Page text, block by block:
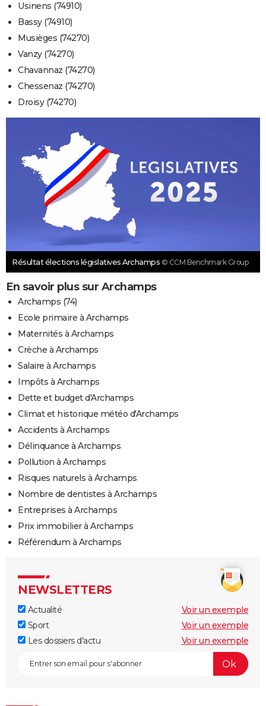
Usinens (74910)
Bassy (74910)
Musièges (74270)
Vanzy (74270)
Chavannaz (74270)
Chessenaz (74270)
Droisy (74270)
Résultat élections législatives Archamps © CCM Benchmark Group
En savoir plus sur Archamps
Archamps (74)
Ecole primaire à Archamps
Maternités à Archamps
Crèche à Archamps
Salaire à Archamps
Impôts à Archamps
Dette et budget d'Archamps
Climat et historique météo d'Archamps
Accidents à Archamps
Délinquance à Archamps
Pollution à Archamps
Risques naturels à Archamps
Nombre de dentistes à Archamps
Entreprises à Archamps
Prix immobilier à Archamps
Référendum à Archamps
NEWSLETTERS
Actualité
Voir un exemple
Sport
Voir un exemple
Les dossiers d'actu
Voir un exemple